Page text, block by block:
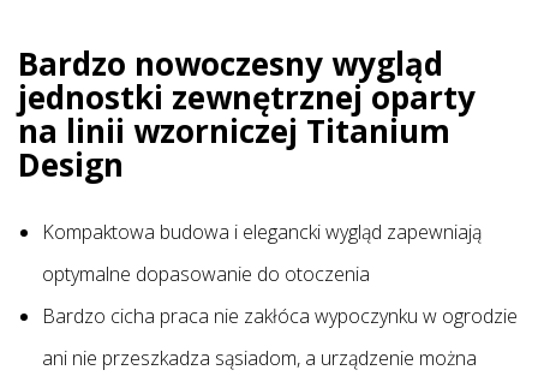
Bardzo nowoczesny wygląd
jednostki zewnętrznej oparty
na linii wzorniczej Titanium
Design
Kompaktowa budowa i elegancki wygląd zapewniają
optymalne dopasowanie do otoczenia
Bardzo cicha praca nie zakłóca wypoczynku w ogrodzie
ani nie przeszkadza sąsiadom, a urządzenie można